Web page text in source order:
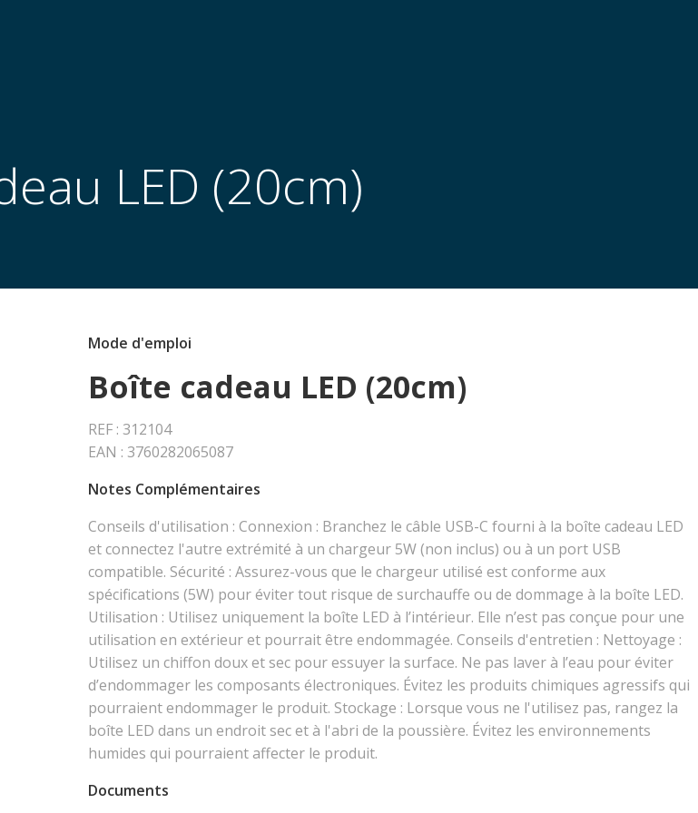
LED (20cm)
Mode d'emploi
Boîte cadeau LED (20cm)
REF : 312104
EAN : 3760282065087
Notes Complémentaires
Conseils d'utilisation : Connexion : Branchez le câble USB-C fourni à la boîte cadeau LED
et connectez l'autre extrémité à un chargeur 5W (non inclus) ou à un port USB
compatible. Sécurité : Assurez-vous que le chargeur utilisé est conforme aux
spécifications (5W) pour éviter tout risque de surchauffe ou de dommage à la boîte LED.
Utilisation : Utilisez uniquement la boîte LED à l’intérieur. Elle n’est pas conçue pour une
utilisation en extérieur et pourrait être endommagée. Conseils d'entretien : Nettoyage :
Utilisez un chiffon doux et sec pour essuyer la surface. Ne pas laver à l’eau pour éviter
d’endommager les composants électroniques. Évitez les produits chimiques agressifs qui
pourraient endommager le produit. Stockage : Lorsque vous ne l'utilisez pas, rangez la
boîte LED dans un endroit sec et à l'abri de la poussière. Évitez les environnements
humides qui pourraient affecter le produit.
Documents